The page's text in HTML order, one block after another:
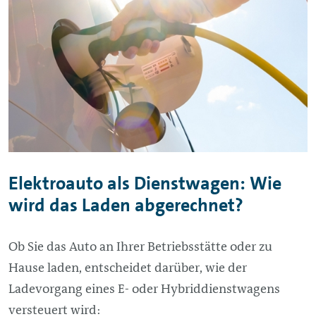
Elektroauto als Dienstwagen: Wie
wird das Laden abgerechnet?
Ob Sie das Auto an Ihrer Betriebsstätte oder zu
Hause laden, entscheidet darüber, wie der
Ladevorgang eines E- oder Hybriddienstwagens
versteuert wird: